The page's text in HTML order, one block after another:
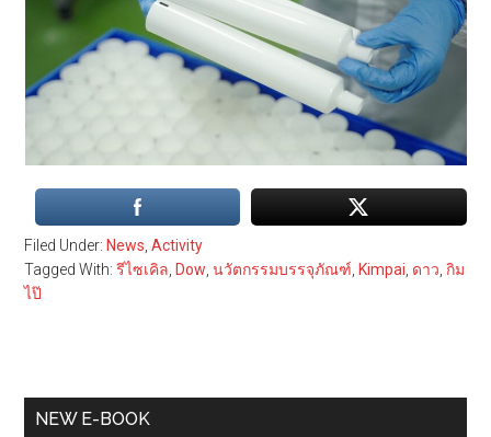
Filed Under: News,Activity
Tagged With:รีไซเคิล, Dow,นวัตกรรมบรรจุภัณฑ์, Kimpai, ดาว,กิม
ไป๊
Primary
NEW E-BOOK